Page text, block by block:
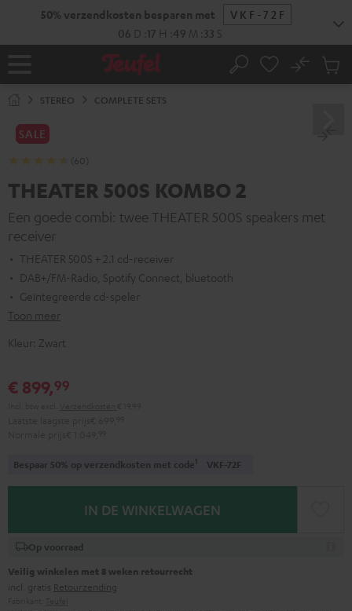
Home Zoeken
No
STEREO COMPLETE SETS
SALE
(60)
THEATER 500S KOMBO 2
Een goede combi: twee THEATER 500S speakers met
receiver
THEATER 500S + 2.1 cd-receiver
DAB+/FM-Radio, Spotify Connect, bluetooth
Geïntegreerde cd-speler
Toon meer
Kleur: Zwart
€ 899,99
Bespaar 50% op verzendkosten met code1 VKF-72F
IN DE WINKELWAGEN
Op voorraad
Veilig winkelen met 8 weken retourrecht
incl. gratis Retourzending